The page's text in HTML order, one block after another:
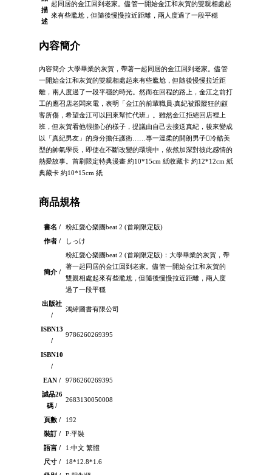
描
述
起同居的金江回到老家。儘管一開始金江和灰賀的雙親相處起
來有些尷尬，但隨後慢慢拉近距離，兩人度過了一段平穩
內容簡介
內容簡介 大學畢業的灰賀，帶著一起同居的金江回到老家。儘管
一開始金江和灰賀的雙親相處起來有些尷尬，但隨後慢慢拉近距
離，兩人度過了一段平穩的時光。然而在回程的路上，金江之前打
工的應召店老闆來電，表明「金江的前輩職員‧真紀被跟蹤狂的顧
客所傷，希望金江可以回來幫忙代班」。雖然金江拒絕回店裡上
班，但灰賀看他很擔心的樣子，提議由自己去接送真紀，後來變成
以「真紀男友」的身分擔任護衛……專一溫柔的開朗男子冷酷美
型的帥氣學長，即使在不斷改變的環境中，依然加深對彼此感情的
熱愛故事。首刷限定特典漫畫 約10*15cm 紙收藏卡 約12*12cm 紙
典藏卡 約10*15cm 紙
商品規格
書名 /
粉紅愛心樂團beat 2 (首刷限定版)
作者 /
しっけ
簡介 /
粉紅愛心樂團beat 2 (首刷限定版)：大學畢業的灰賀，帶
著一起同居的金江回到老家。儘管一開始金江和灰賀的
雙親相處起來有些尷尬，但隨後慢慢拉近距離，兩人度
過了一段平穩
出版社
/
鴻緯圖書有限公司
ISBN13
/
9786260269395
ISBN10
/
EAN /
9786260269395
誠品26
碼 /
2683130050008
頁數 /
192
裝訂 /
P:平裝
語言 /
1:中文 繁體
尺寸 /
18*12.8*1.6